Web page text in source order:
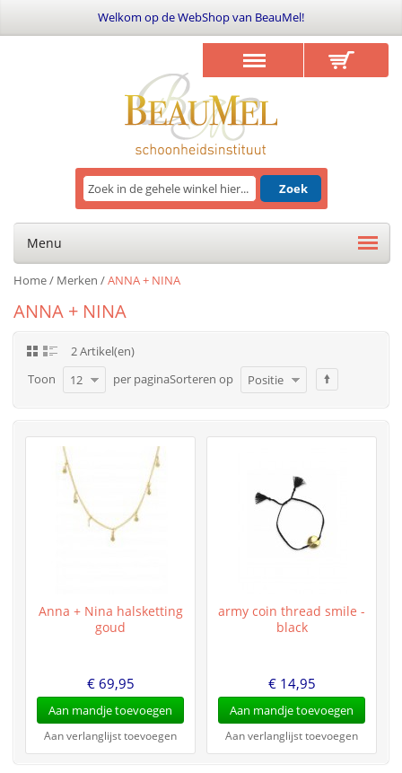
Welkom op de WebShop van BeauMel!
Zoek
Menu
Home/ Merken /ANNA + NINA
ANNA + NINA
2 Artikel(en)
Toon
12 per paginaSorteren op Positie
Anna + Nina halsketting
goud
€ 69,95
Aan mandje toevoegen
Aan verlanglijst toevoegen
army coin thread smile -
black
€ 14,95
Aan mandje toevoegen
Aan verlanglijst toevoegen